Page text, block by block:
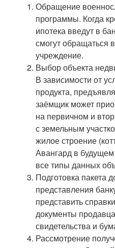
Обращение
программы. Когда
ипотека введут в
смогут обращаться
учреждение.
Выбор объекта
В зависимости от
продукта,
заёмщик может
на первичном и
с земельным
жилое строение
Авангард в
все типы данных
Подготовка пакета
представления
представить
документы
свидетельства и
Рассмотрение